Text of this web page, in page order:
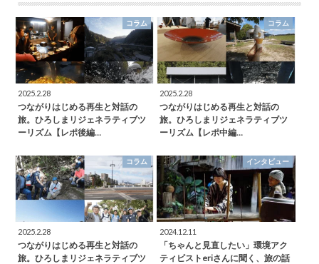
コラム
2025.2.28
つながりはじめる再生と対話の
旅。ひろしまリジェネラティブツ
ーリズム【レポ後編…
コラム
2025.2.28
つながりはじめる再生と対話の
旅。ひろしまリジェネラティブツ
ーリズム【レポ中編…
コラム
2025.2.28
つながりはじめる再生と対話の
旅。ひろしまリジェネラティブツ
インタビュー
2024.12.11
「ちゃんと見直したい」環境アク
ティビストeriさんに聞く、旅の話